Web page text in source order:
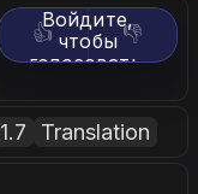
👍 👎
Войдите,
чтобы
голосовать.
1.7 Translation